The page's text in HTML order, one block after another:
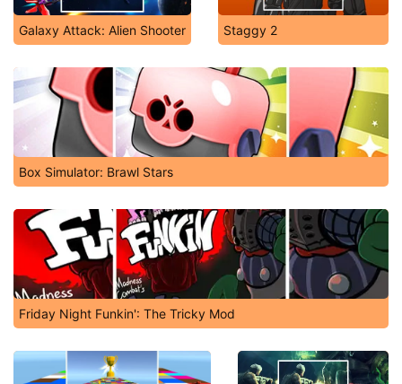
Galaxy Attack: Alien Shooter Staggy 2
Box Simulator: Brawl Stars
Friday Night Funkin': The Tricky Mod